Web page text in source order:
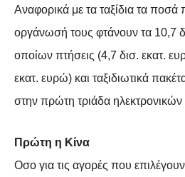
Αναφορικά με τα ταξίδια τα ποσά
οργάνωσή τους φτάνουν τα 10,7
οποίων πτήσεις (4,7 δισ. εκατ.
εκατ. ευρώ) και ταξιδιωτικά
στην πρώτη τριάδα
Πρώτη η Κίνα
Οσο για τις αγορές που